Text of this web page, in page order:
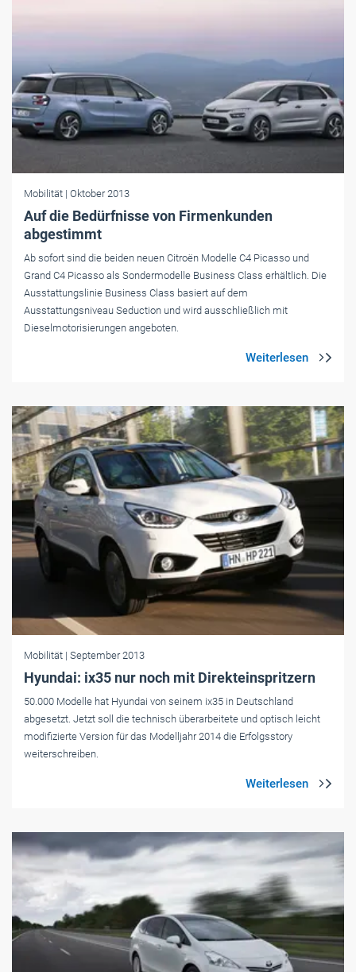
Mobilität | Oktober 2013
Auf die Bedürfnisse von Firmenkunden
abgestimmt
Ab sofort sind die beiden neuen Citroën Modelle C4 Picasso und
Grand C4 Picasso als Sondermodelle Business Class erhältlich. Die
Ausstattungslinie Business Class basiert auf dem
Ausstattungsniveau Seduction und wird ausschließlich mit
Dieselmotorisierungen angeboten.
Mobilität | September 2013
Hyundai: ix35 nur noch mit Direkteinspritzern
50.000 Modelle hat Hyundai von seinem ix35 in Deutschland
abgesetzt. Jetzt soll die technisch überarbeitete und optisch leicht
modifizierte Version für das Modelljahr 2014 die Erfolgsstory
weiterschreiben.